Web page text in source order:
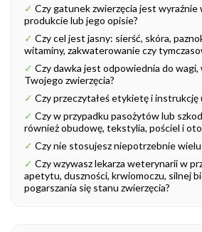
✓ Czy gatunek zwierzęcia jest wyraźnie
produkcie lub jego opisie?
✓ Czy cel jest jasny: sierść, skóra,
witaminy, zakwaterowanie czy
✓ Czy dawka jest odpowiednia do
Twojego zwierzęcia?
✓ Czy przeczytałeś etykietę i instrukcję
✓ Czy w przypadku pasożytów lub
również obudowę, tekstylia, pościel i
✓ Czy nie stosujesz niepotrzebnie
✓ Czy wzywasz lekarza weterynarii w
apetytu, duszności, krwiomoczu, silnej
pogarszania się stanu zwierzęcia?